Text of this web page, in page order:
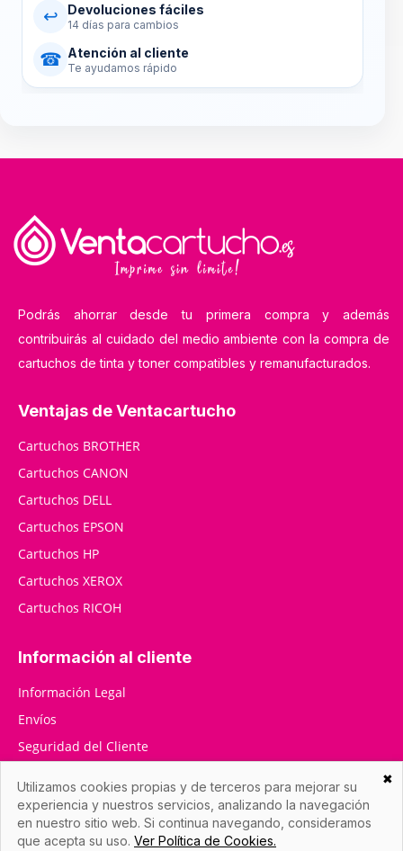
↩ Devoluciones fáciles
14 días para cambios
☎ Atención al cliente
Te ayudamos rápido
Podrás ahorrar desde tu primera compra y además
contribuirás al cuidado del medio ambiente con la compra de
cartuchos de tinta y toner compatibles y remanufacturados.
Ventajas de Ventacartucho
Cartuchos BROTHER
Cartuchos CANON
Cartuchos DELL
Cartuchos EPSON
Cartuchos HP
Cartuchos XEROX
Cartuchos RICOH
Información al cliente
Información Legal
Envíos
Seguridad del Cliente
Contáctenos
✖
Utilizamos cookies propias y de terceros para mejorar su
experiencia y nuestros servicios, analizando la navegación
en nuestro sitio web. Si continua navegando, consideramos
que acepta su uso. Ver Política de Cookies.